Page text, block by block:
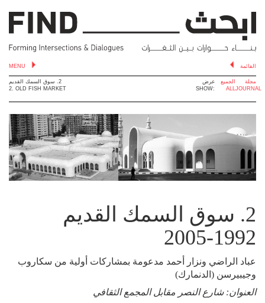
القائمة MENU
2. سوق السمك القديم
2. OLD FISH MARKET
عرض
SHOW:
الجميع
ALL
مجلة
JOURNAL
2. سوق السمك القديم
1992-2005
عباد الراضي ونزار أحمد مدعومة بمشاركات أولية من سكاروب
وجيبيرسن (الدنمارك)
العنوان: شارع النصر مقابل المجمع الثقافي